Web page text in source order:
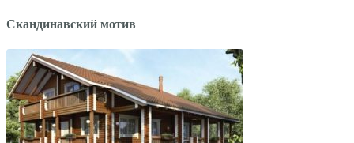
Скандинавский мотив